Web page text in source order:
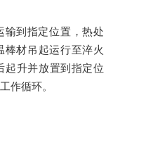
到指定位置，热处
材吊起运行至淬火
起升并放置到指定位
循环。